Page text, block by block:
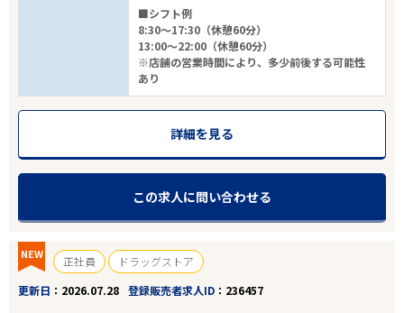
■シフト例
8:30～17:30（休憩60分）
13:00～22:00（休憩60分）
※店舗の営業時間により、多少前後する可能性
あり
詳細を見る
この求人に問い合わせる
NEW 正社員
ドラッグストア
更新日
2026.07.28 登録販売者求人ID 236457